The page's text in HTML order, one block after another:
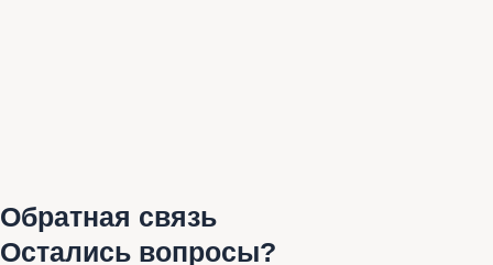
Обратная связь
Остались вопросы?